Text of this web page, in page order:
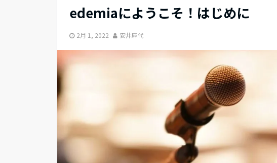
edemiaにようこそ！はじめに
2月 1, 2022 安井麻代